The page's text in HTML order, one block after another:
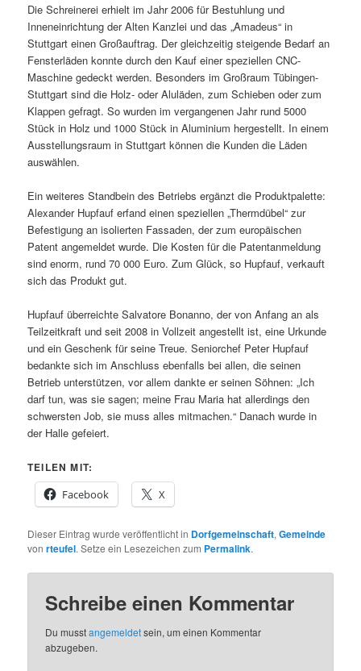
Die Schreinerei erhielt im Jahr 2006 für Bestuhlung und
Inneneinrichtung der Alten Kanzlei und das „Amadeus“ in
Stuttgart einen Großauftrag. Der gleichzeitig steigende Bedarf an
Fensterläden konnte durch den Kauf einer speziellen CNC-
Maschine gedeckt werden. Besonders im Großraum Tübingen-
Stuttgart sind die Holz- oder Aluläden, zum Schieben oder zum
Klappen gefragt. So wurden im vergangenen Jahr rund 5000
Stück in Holz und 1000 Stück in Aluminium hergestellt. In einem
Ausstellungsraum in Stuttgart können die Kunden die Läden
auswählen.
Ein weiteres Standbein des Betriebs ergänzt die Produktpalette:
Alexander Hupfauf erfand einen speziellen „Thermdübel“ zur
Befestigung an isolierten Fassaden, der zum europäischen
Patent angemeldet wurde. Die Kosten für die Patentanmeldung
sind enorm, rund 70 000 Euro. Zum Glück, so Hupfauf, verkauft
sich das Produkt gut.
Hupfauf überreichte Salvatore Bonanno, der von Anfang an als
Teilzeitkraft und seit 2008 in Vollzeit angestellt ist, eine Urkunde
und ein Geschenk für seine Treue. Seniorchef Peter Hupfauf
bedankte sich im Anschluss ebenfalls bei allen, die seinen
Betrieb unterstützen, vor allem dankte er seinen Söhnen: „Ich
darf tun, was sie sagen; meine Frau Maria hat allerdings den
schwersten Job, sie muss alles mitmachen.“ Danach wurde in
der Halle gefeiert.
TEILEN MIT:
Facebook
X
Dieser Eintrag wurde veröffentlicht in Dorfgemeinschaft,Gemeinde
vonrteufel. Setze ein Lesezeichen zum Permalink.
Schreibe einen Kommentar
Du musstangemeldetsein, um einen Kommentar
abzugeben.